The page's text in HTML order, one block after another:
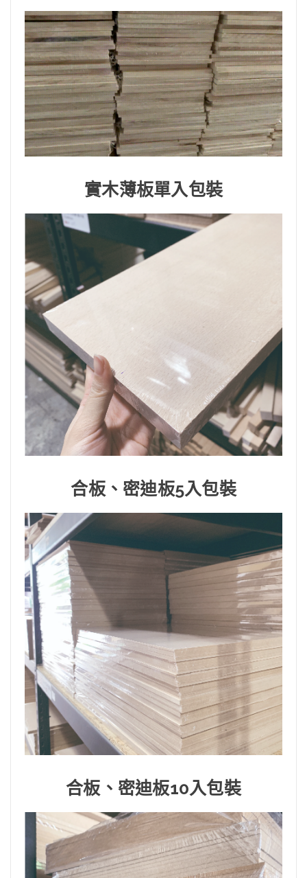
實木薄板單入包裝
合板、密迪板5入包裝
合板、密迪板10入包裝